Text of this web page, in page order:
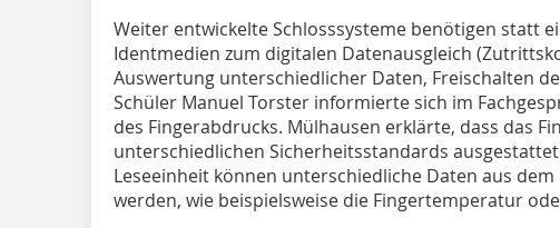
Weiter entwickelte Schlosssysteme benötigen statt
Identmedien zum digitalen Datenausgleich
Auswertung unterschiedlicher Daten, Freischalten
Schüler Manuel Torster informierte sich im
des Fingerabdrucks. Mülhausen erklärte, dass das
unterschiedlichen Sicherheitsstandards
Leseeinheit können unterschiedliche Daten aus
werden, wie beispielsweise die Fingertemperatur